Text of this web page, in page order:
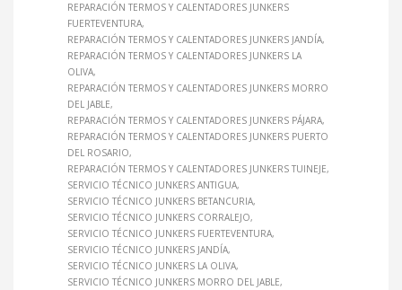
REPARACIÓN TERMOS Y CALENTADORES JUNKERS
FUERTEVENTURA
REPARACIÓN TERMOS Y CALENTADORES JUNKERS JANDÍA
REPARACIÓN TERMOS Y CALENTADORES JUNKERS LA
OLIVA
REPARACIÓN TERMOS Y CALENTADORES JUNKERS MORRO
DEL JABLE
REPARACIÓN TERMOS Y CALENTADORES JUNKERS PÁJARA
REPARACIÓN TERMOS Y CALENTADORES JUNKERS PUERTO
DEL ROSARIO
REPARACIÓN TERMOS Y CALENTADORES JUNKERS TUINEJE
SERVICIO TÉCNICO JUNKERS ANTIGUA
SERVICIO TÉCNICO JUNKERS BETANCURIA
SERVICIO TÉCNICO JUNKERS CORRALEJO
SERVICIO TÉCNICO JUNKERS FUERTEVENTURA
SERVICIO TÉCNICO JUNKERS JANDÍA
SERVICIO TÉCNICO JUNKERS LA OLIVA
SERVICIO TÉCNICO JUNKERS MORRO DEL JABLE